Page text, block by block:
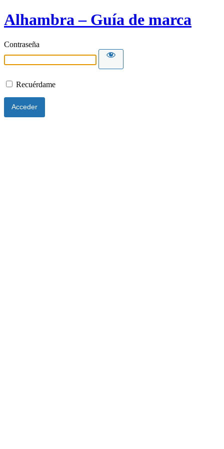
Alhambra – Guía de marca
Contraseña
Recuérdame